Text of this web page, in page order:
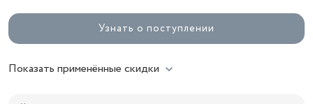
Узнать о поступлении
Показать применённые скидки